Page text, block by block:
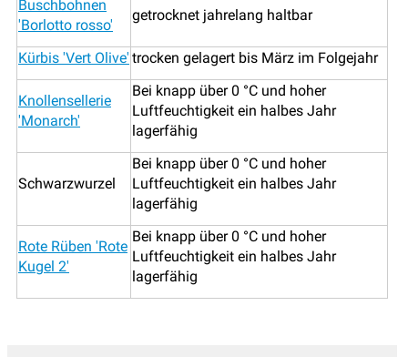
Buschbohnen
'Borlotto rosso'
getrocknet jahrelang haltbar
Kürbis 'Vert Olive' trocken gelagert bis März im Folgejahr
Knollensellerie
'Monarch'
Bei knapp über 0 °C und hoher
Luftfeuchtigkeit ein halbes Jahr
lagerfähig
Schwarzwurzel
Bei knapp über 0 °C und hoher
Luftfeuchtigkeit ein halbes Jahr
lagerfähig
Rote Rüben 'Rote
Kugel 2'
Bei knapp über 0 °C und hoher
Luftfeuchtigkeit ein halbes Jahr
lagerfähig